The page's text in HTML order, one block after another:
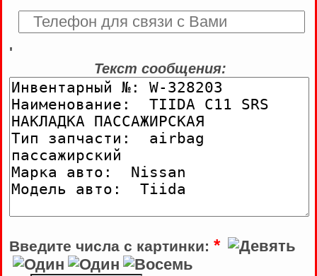
'
Текст сообщения:
Введите числа с картинки: *